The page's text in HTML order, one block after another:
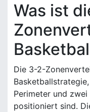
Was ist
Die 3-2-
Perimeter und
positioniert sind.